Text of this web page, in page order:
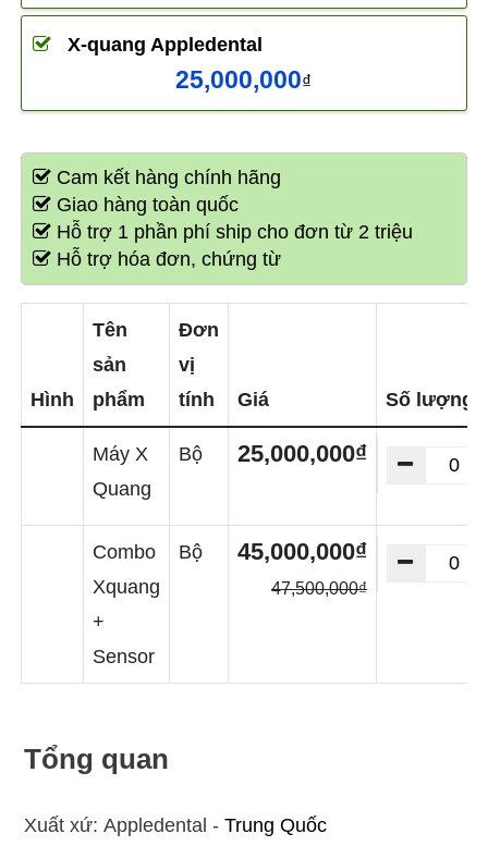
X-quang Appledental
25,000,000₫
Cam kết hàng chính hãng
Giao hàng toàn quốc
Hỗ trợ 1 phần phí ship cho đơn từ 2 triệu
Hỗ trợ hóa đơn, chứng từ
Hình
Tên
sản
phẩm
Đơn
vị
tính
Giá Số lượng
Máy X
Quang
Bộ 25,000,000₫
Combo
Xquang
+
Sensor
Bộ 45,000,000₫
47,500,000₫
Tổng quan
Xuất xứ: Appledental - Trung Quốc